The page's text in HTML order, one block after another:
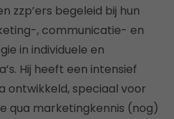
zzp’ers begeleid bij hun
, communicatie- en
in individuele en
Hij heeft een intensief
ontwikkeld, speciaal voor
qua marketingkennis (nog)